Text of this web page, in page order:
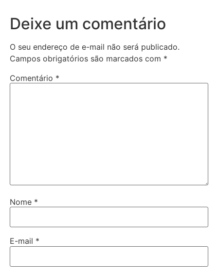
Deixe um comentário
O seu endereço de e-mail não será publicado.
Campos obrigatórios são marcados com *
Comentário *
Nome *
E-mail *